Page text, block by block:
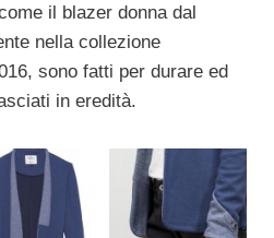
il blazer donna dal
nella collezione
sono fatti per durare ed
in eredità.